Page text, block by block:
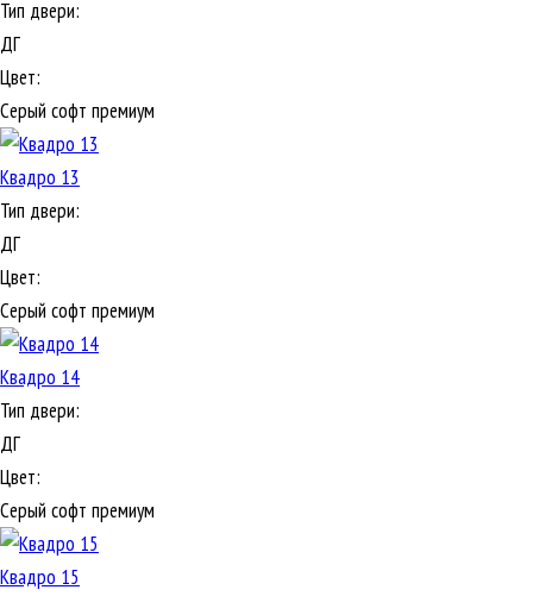
Тип двери:
ДГ
Цвет:
Серый софт премиум
Квадро 13
Тип двери:
ДГ
Цвет:
Серый софт премиум
Квадро 14
Тип двери:
ДГ
Цвет:
Серый софт премиум
Квадро 15